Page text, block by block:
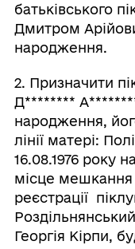
батьківського
Дмитром
народження.
2. Призначити
Д******** А
народження,
лінії матері:
16.08.1976 року
місце
реєстрації
Георгія Кірпи,